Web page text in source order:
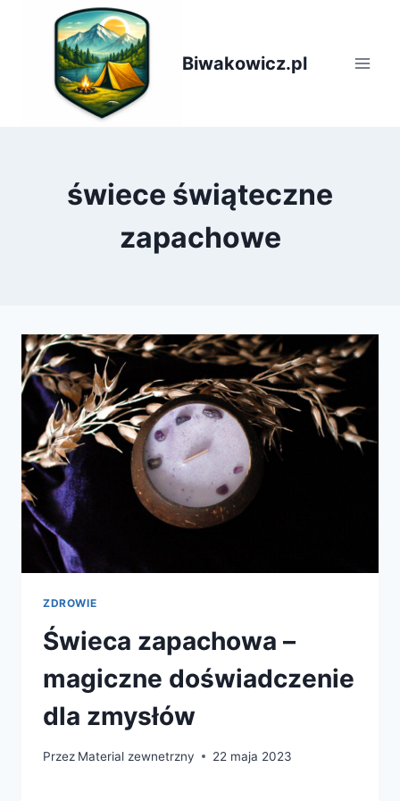
Biwakowicz.pl
świece świąteczne
zapachowe
ZDROWIE
Świeca zapachowa –
magiczne doświadczenie
dla zmysłów
Przez Material zewnetrzny 22 maja 2023